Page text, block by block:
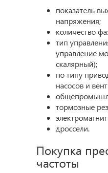
показатель
напряжения;
количество
тип
управление
скалярный);
по типу
насосов и
тормозные
дроссели.
Покупка
частоты